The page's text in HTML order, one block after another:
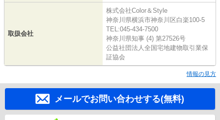
取扱会社
株式会社Color＆Style
神奈川県横浜市神奈川区白楽100-5
TEL:045-434-7500
神奈川県知事 (4) 第27526号
公益社団法人全国宅地建物取引業保
証協会
情報の見方
メールでお問い合わせする(無料)